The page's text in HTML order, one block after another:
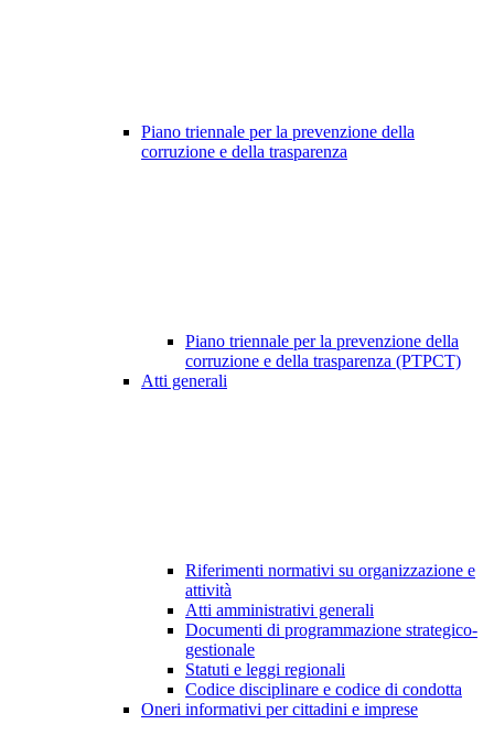
Piano triennale per la prevenzione della
corruzione e della trasparenza
Piano triennale per la prevenzione della
corruzione e della trasparenza (PTPCT)
Atti generali
Riferimenti normativi su organizzazione e
attività
Atti amministrativi generali
Documenti di programmazione strategico-
gestionale
Statuti e leggi regionali
Codice disciplinare e codice di condotta
Oneri informativi per cittadini e imprese